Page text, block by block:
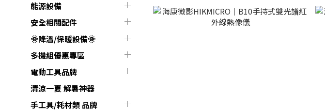
能源設備
安全相關配件
🌞降溫/保暖設備🌞
多機組優惠專區
電動工具品牌
清涼一夏 解暑神器
手工具/耗材類 品牌